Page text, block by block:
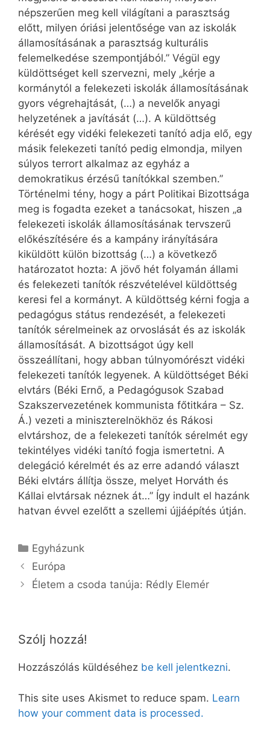
népszerűen meg kell világítani a parasztság
előtt, milyen óriási jelentősége van az iskolák
államosításának a parasztság kulturális
felemelkedése szempontjából.” Végül egy
küldöttséget kell szervezni, mely „kérje a
kormánytól a felekezeti iskolák államosításának
gyors végrehajtását, (…) a nevelők anyagi
helyzetének a javítását (…). A küldöttség
kérését egy vidéki felekezeti tanító adja elő, egy
másik felekezeti tanító pedig elmondja, milyen
súlyos terrort alkalmaz az egyház a
demokratikus érzésű tanítókkal szemben.”
Történelmi tény, hogy a párt Politikai Bizottsága
meg is fogadta ezeket a tanácsokat, hiszen „a
felekezeti iskolák államosításának tervszerű
előkészítésére és a kampány irányítására
kiküldött külön bizottság (…) a következő
határozatot hozta: A jövő hét folyamán állami
és felekezeti tanítók részvételével küldöttség
keresi fel a kormányt. A küldöttség kérni fogja a
pedagógus státus rendezését, a felekezeti
tanítók sérelmeinek az orvoslását és az iskolák
államosítását. A bizottságot úgy kell
összeállítani, hogy abban túlnyomórészt vidéki
felekezeti tanítók legyenek. A küldöttséget Béki
elvtárs (Béki Ernő, a Pedagógusok Szabad
Szakszervezetének kommunista főtitkára – Sz.
Á.) vezeti a miniszterelnökhöz és Rákosi
elvtárshoz, de a felekezeti tanítók sérelmét egy
tekintélyes vidéki tanító fogja ismertetni. A
delegáció kérelmét és az erre adandó választ
Béki elvtárs állítja össze, melyet Horváth és
Kállai elvtársak néznek át…” Így indult el hazánk
hatvan évvel ezelőtt a szellemi újjáépítés útján.
Kategória
Egyházunk
Európa
Életem a csoda tanúja: Rédly Elemér
Szólj hozzá!
Hozzászólás küldéséhez be kell jelentkezni.
This site uses Akismet to reduce spam. Learn
how your comment data is processed.